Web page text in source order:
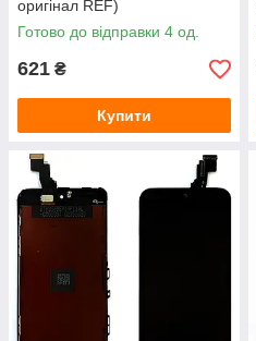
оригінал REF)
Готово до відправки 4 од.
621 ₴
Купити